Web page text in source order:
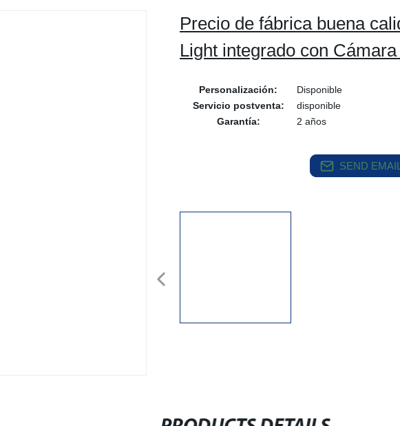
Precio de fábrica buena
Light integrado con
Personalización:
Disponible
Servicio postventa:
disponible
Garantía:
2 años
SEND